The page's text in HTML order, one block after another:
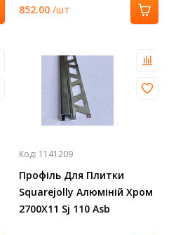
852.00 /шт
Код: 1141209
Профіль Для Плитки
Squarejolly Алюміній Хром
2700Х11 Sj 110 Asb